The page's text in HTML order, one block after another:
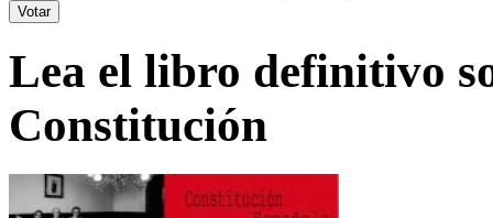
Lea el libro definitivo
Constitución